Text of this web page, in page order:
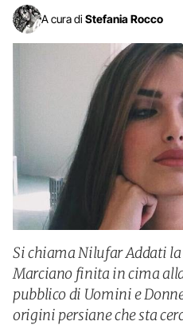
A cura di Stefania Rocco
Si chiama Nilufar Addati
Marciano finita in cima
pubblico di Uomini e
origini persiane che sta